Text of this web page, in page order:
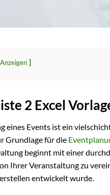
Anzeigen
2 Excel
eines Events ist ein
Grundlage für die
beginnt mit einer
Ihrer Veranstaltung zu
entwickelt wurde.